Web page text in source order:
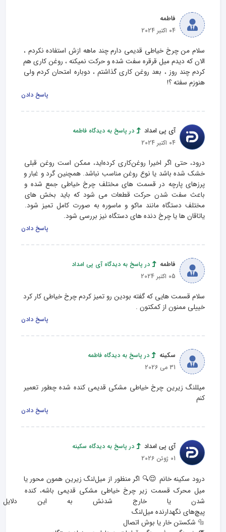
فاطمه
04 اکتبر 2024
سلام من چرخ خیاطی قدیمی دارم چند ماهه ازش استفاده نکردم ،
الان که دیدم میل قرقره سفت شده و حرکت نمیکنه ، روغن کاری هم
کردم چند روز ، بعد روغن کاری گذاشتم ، دوباره امتحان کردم ولی
هنوزم سفته ؟!
پاسخ دادن
آی پی امداد
در پاسخ به دیدگاه فاطمه
04 اکتبر 2024
درود، حتی اگر اخیرا روغن‌کاری کرده‌اید، ممکن است روغن قبلی
خشک شده باشد یا نوع روغن مناسب نباشد. همچنین گرد و غبار و
پرزهای پارچه در قسمت‌ های مختلف چرخ خیاطی جمع شده و
باعث سفت شدن حرکت قطعات می‌ شود که باید بخش های
مختلف دستگاه مانند ماکو و ماسوره به صورت کامل تمیز شود.
یاتاقان‌ ها یا چرخ‌ دنده‌ های دستگاه نیز بررسی شود.
پاسخ دادن
فاطمه
در پاسخ به دیدگاه آی پی امداد
05 اکتبر 2024
سلام قسمت هایی که گفته بودین رو تمیز کردم چرخ خیاطی کار کرد
خییلی ممنون از کمکتون .
پاسخ دادن
سکینه
در پاسخ به دیدگاه فاطمه
31 می 2026
میللنگ زیرین چرخ خیاطی مشکی قدیمی کنده شده چطور تعمیر
کنم
پاسخ دادن
آی پی امداد
در پاسخ به دیدگاه سکینه
01 ژوئن 2026
درود سکینه خانم 😌🔍 اگر منظور از میل‌لنگ زیرین همون محور یا
میل محرک قسمت زیر چرخ خیاطی مشکی قدیمی باشه، کنده
شدن یا خارج شدنش به این